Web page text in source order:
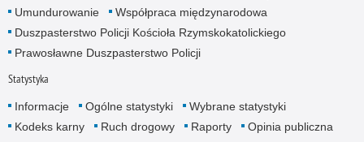
Umundurowanie
Współpraca międzynarodowa
Duszpasterstwo Policji Kościoła Rzymskokatolickiego
Prawosławne Duszpasterstwo Policji
Statystyka
Informacje Ogólne statystyki
Wybrane statystyki
Kodeks karny
Ruch drogowy Raporty Opinia publiczna